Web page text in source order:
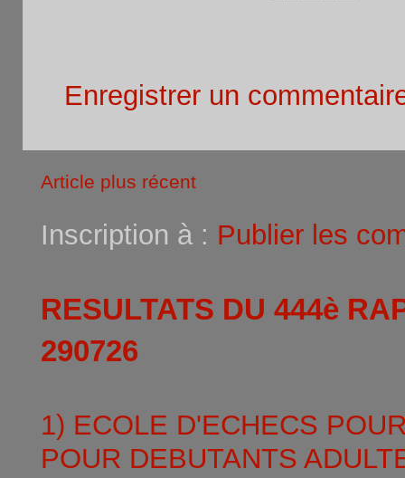
Enregistrer un
Article plus récent
Inscription à : Publier les
RESULTATS DU 444è
290726
1) ECOLE D'ECHECS
POUR DEBUTANTS